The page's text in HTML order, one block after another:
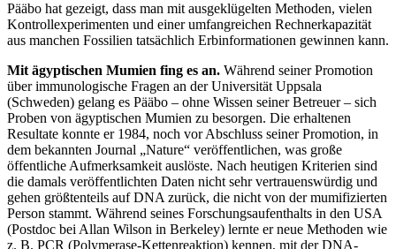
Pääbo hat gezeigt, dass man mit ausgeklügelten Methoden, vielen
Kontrollexperimenten und einer umfangreichen Rechnerkapazität
aus manchen Fossilien tatsächlich Erbinformationen gewinnen kann.
Mit ägyptischen Mumien fing es an. Während seiner Promotion
über immunologische Fragen an der Universität Uppsala
(Schweden) gelang es Pääbo – ohne Wissen seiner Betreuer – sich
Proben von ägyptischen Mumien zu besorgen. Die erhaltenen
Resultate konnte er 1984, noch vor Abschluss seiner Promotion, in
dem bekannten Journal „Nature“ veröffentlichen, was große
öffentliche Aufmerksamkeit auslöste. Nach heutigen Kriterien sind
die damals veröffentlichten Daten nicht sehr vertrauenswürdig und
gehen größtenteils auf DNA zurück, die nicht von der mumifizierten
Person stammt. Während seines Forschungsaufenthalts in den USA
(Postdoc bei Allan Wilson in Berkeley) lernte er neue Methoden wie
z. B. PCR (Polymerase-Kettenreaktion) kennen, mit der DNA-